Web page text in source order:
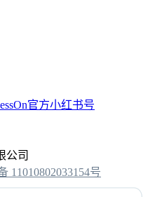
公司
11010802033154号